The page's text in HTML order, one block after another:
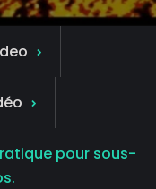
pour sous-